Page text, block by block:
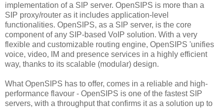
implementation of a SIP server. OpenSIPS is more than a
SIP proxy/router as it includes application-level
functionalities. OpenSIPS, as a SIP server, is the core
component of any SIP-based VoIP solution. With a very
flexible and customizable routing engine, OpenSIPS 'unifies
voice, video, IM and presence services in a highly efficient
way, thanks to its scalable (modular) design.
What OpenSIPS has to offer, comes in a reliable and high-
performance flavour - OpenSIPS is one of the fastest SIP
servers, with a throughput that confirms it as a solution up to